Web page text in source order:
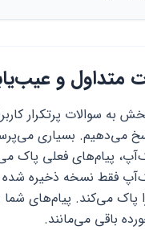
متداول و
به سوالات پرتکرار
پاسخ می‌دهیم. بسیاری
پیام‌های فعلی پاک
فقط نسخه ذخیره شده
پاک می‌کند. پیام‌های شما
باقی می‌مانند.